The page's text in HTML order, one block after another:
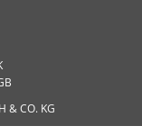
& CO. KG